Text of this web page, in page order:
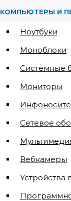
КОМПЬЮТЕРЫ И
Ноутбуки
Моноблоки
Системные
Мониторы
Сетевое
Вебкамеры
Устройства